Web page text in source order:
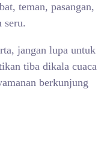
teman, pasangan,
seru.
jangan lupa untuk
tiba dikala cuaca
berkunjung